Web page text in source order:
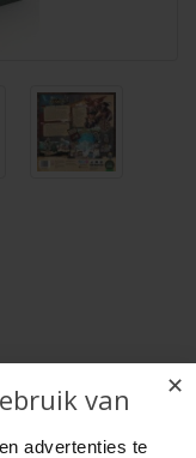
✕
van
advertenties te